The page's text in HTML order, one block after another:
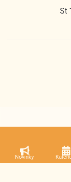
St
Novinky